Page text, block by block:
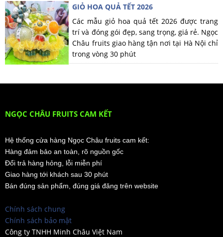
GIỎ HOA QUẢ TẾT 2026
Các mẫu giỏ hoa quả tết 2026 được trang
trí và đóng gói đẹp, sang trọng, giá rẻ. Ngọc
Châu fruits giao hàng tận nơi tại Hà Nội chỉ
trong vòng 30 phút
NGỌC CHÂU FRUITS CAM KẾT
Hệ thống cửa hàng Ngọc Châu fruits cam kết:
Hàng đảm bảo an toàn, rõ nguồn gốc
Đổi trả hàng hỏng, lỗi miễn phí
Giao hàng tới khách sau 30 phút
Bán đúng sản phẩm, đúng giá đăng trên website
Chính sách chung
Chính sách bảo mật
Công ty TNHH Minh Châu Việt Nam